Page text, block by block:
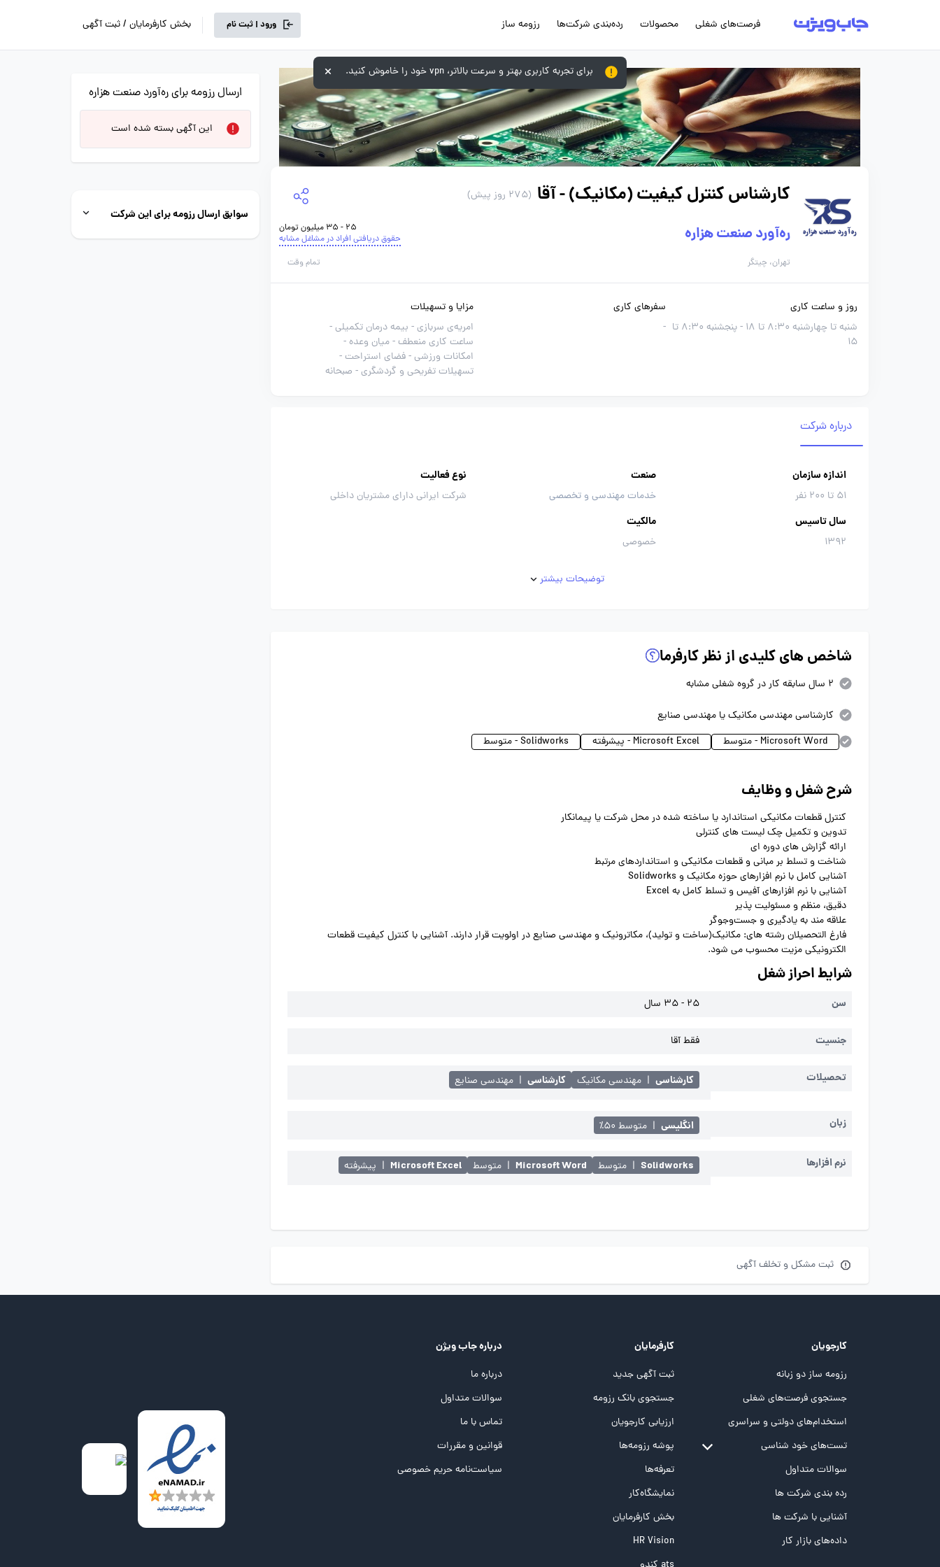
فرصت‌های شغلی محصولات رده‌بندی شرکت‌ها رزومه ساز ورود | ثبت نام بخش کارفرمایان / ثبت آگهی
کارشناس کنترل کیفیت (مکانیک) - آقا (275 روز پیش)
ره‌آورد صنعت هزاره
25 - 35 میلیون تومان
حقوق دریافتی افراد در مشاغل مشابه
تهران، چیتگر
تمام وقت
روز و ساعت کاری
شنبه تا چهارشنبه 8:30 تا 18 - پنجشنبه 8:30 تا
15
سفرهای کاری
-
مزایا و تسهیلات
امریه‌ی سربازی - بیمه درمان تکمیلی -
ساعت کاری منعطف - میان وعده -
امکانات ورزشی - فضای استراحت -
تسهیلات تفریحی و گردشگری - صبحانه
درباره شرکت
اندازه سازمان
51 تا 200 نفر
صنعت
خدمات مهندسی و تخصصی
نوع فعالیت
شرکت ایرانی دارای مشتریان داخلی
سال تاسیس
1392
مالکیت
خصوصی
توضیحات بیشتر
شاخص های کلیدی از نظر کارفرما
2 سال سابقه کار در گروه شغلی مشابه
کارشناسی مهندسی مکانیک یا مهندسی صنایع
Microsoft Word - متوسط
Microsoft Excel - پیشرفته Solidworks - متوسط
شرح شغل و وظایف
کنترل قطعات مکانیکی استاندارد یا ساخته شده در محل شرکت یا پیمانکار
تدوین و تکمیل چک لیست های کنترلی
ارائه گزارش های دوره ای
شناخت و تسلط بر مبانی و قطعات مکانیکی و استانداردهای مرتبط
آشنایی کامل با نرم افزارهای حوزه مکانیک و Solidworks
آشنایی با نرم افزارهای آفیس و تسلط کامل به Excel
دقیق، منظم و مسئولیت پذیر
علاقه مند به یادگیری و جست‌وجوگر
فارغ التحصیلان رشته های: مکانیک(ساخت و تولید)، مکاترونیک و مهندسی صنایع در اولویت قرار دارند. آشنایی با کنترل کیفیت قطعات
الکترونیکی مزیت محسوب می شود.
شرایط احراز شغل
سن 25 - 35 سال
جنسیت فقط آقا
تحصیلات کارشناسی | مهندسی مکانیک کارشناسی | مهندسی صنایع
زبان انگلیسی | متوسط ۵۰٪
نرم افزارها Solidworks
| متوسط Microsoft Word
| متوسط Microsoft Excel
| پیشرفته
ثبت مشکل و تخلف آگهی
ارسال رزومه برای ره‌آورد صنعت هزاره
این آگهی بسته شده است
سوابق ارسال رزومه برای این شرکت
کارجویان
رزومه ساز دو زبانه
جستجوی فرصت‌های شغلی
استخدام‌های دولتی و سراسری
تست‌های خود شناسی
تست MBTI
تست تیپ سنجی شغلی Holland
تست NEO
تست هوش های چندگانه
سوالات متداول
رده بندی شرکت ها
آشنایی با شرکت ها
داده‌های بازار کار
کارفرمایان
ثبت آگهی جدید
جستجوی بانک رزومه
ارزیابی کارجویان
پوشه‌‌ رزومه‌ها
تعرفه‌ها
نمایشگاه‌کار
بخش کارفرمایان
HR Vision
درباره جاب ویژن
درباره ما
سوالات متداول
تماس با ما
قوانین و مقررات
سیاست‌نامه حریم خصوصی
برای تجربه کاربری بهتر و سرعت بالاتر، vpn خود را خاموش کنید.